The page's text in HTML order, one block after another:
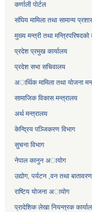
कर्णाली पाेर्टल
संघिय मामिला तथा सामान्य
मुख्य मन्त्री तथा मन्त्रिपरिषदको
प्रदेश प्रमुख कार्यालय
प्रदेश सभा सचिवालय
अार्थिक मामिला तथा याेजना
सामाजिक विकास मन्त्रालय
अर्थ मन्त्रालय
केन्द्रिय पञ्जिकरण विभाग
सुचना विभाग
नेपाल कानुन अायाेग
उद्योग, पर्यटन ,वन तथा
राष्टिय याेजना अायोग
प्रादेशिक लेखा नियन्त्रक